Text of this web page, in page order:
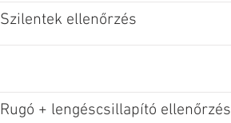
Szilentek ellenőrzés
Rugó + lengéscsillapító ellenőrzés